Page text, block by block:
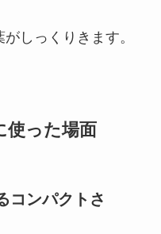
がしっくりきます。
使った場面
コンパクトさ